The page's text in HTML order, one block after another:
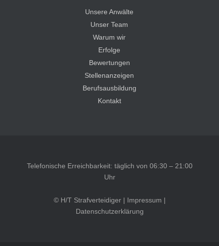
Unsere Anwälte
Unser Team
Warum wir
Erfolge
Bewertungen
Stellenanzeigen
Berufsausbildung
Kontakt
Telefonische Erreichbarkeit: täglich von 06:30 – 21:00
Uhr
© H/T Strafverteidiger | Impressum |
Datenschutzerklärung